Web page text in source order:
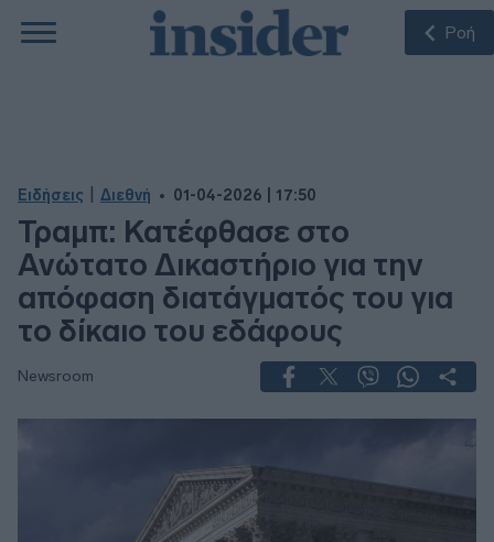
Ροή
Ειδήσεις Διεθνή 01-04-2026 | 17:50
Τραμπ: Κατέφθασε στο
Ανώτατο Δικαστήριο για την
απόφαση διατάγματός του για
το δίκαιο του εδάφους
Newsroom